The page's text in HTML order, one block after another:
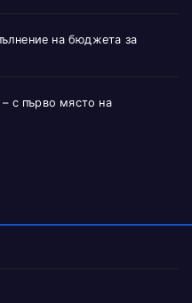
на бюджета за
с първо място на